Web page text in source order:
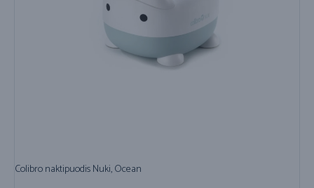
Colibro naktipuodis Nuki, Ocean